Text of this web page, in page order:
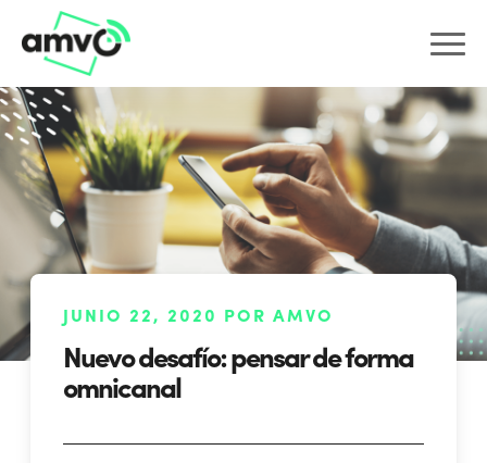
JUNIO 22, 2020 POR AMVO
Nuevo desafío: pensar de forma
omnicanal